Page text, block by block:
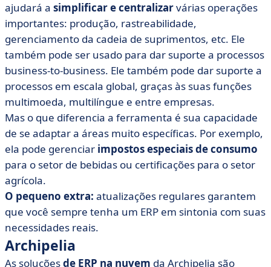
ajudará a simplificar e centralizarvárias operações
importantes: produção, rastreabilidade,
gerenciamento da cadeia de suprimentos, etc. Ele
também pode ser usado para dar suporte a processos
business-to-business. Ele também pode dar suporte a
processos em escala global, graças às suas funções
multimoeda, multilíngue e entre empresas.
Mas o que diferencia a ferramenta é sua capacidade
de se adaptar a áreas muito específicas. Por exemplo,
ela pode gerenciar impostos especiais de consumo
para o setor de bebidas ou certificações para o setor
agrícola.
O pequeno extra: atualizações regulares garantem
que você sempre tenha um ERP em sintonia com suas
necessidades reais.
Archipelia
As soluçõesde ERP na nuvem da Archipelia são